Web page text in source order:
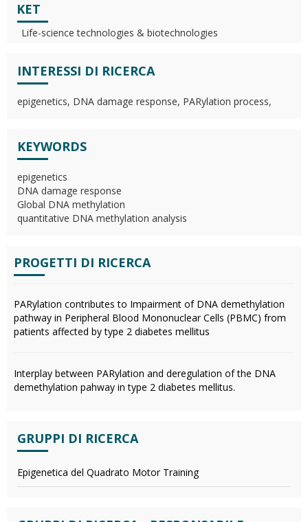
KET
Life-science technologies & biotechnologies
INTERESSI DI RICERCA
epigenetics, DNA damage response, PARylation process,
KEYWORDS
epigenetics
DNA damage response
Global DNA methylation
quantitative DNA methylation analysis
PROGETTI DI RICERCA
PARylation contributes to Impairment of DNA demethylation
pathway in Peripheral Blood Mononuclear Cells (PBMC) from
patients affected by type 2 diabetes mellitus
Interplay between PARylation and deregulation of the DNA
demethylation pahway in type 2 diabetes mellitus.
GRUPPI DI RICERCA
Epigenetica del Quadrato Motor Training